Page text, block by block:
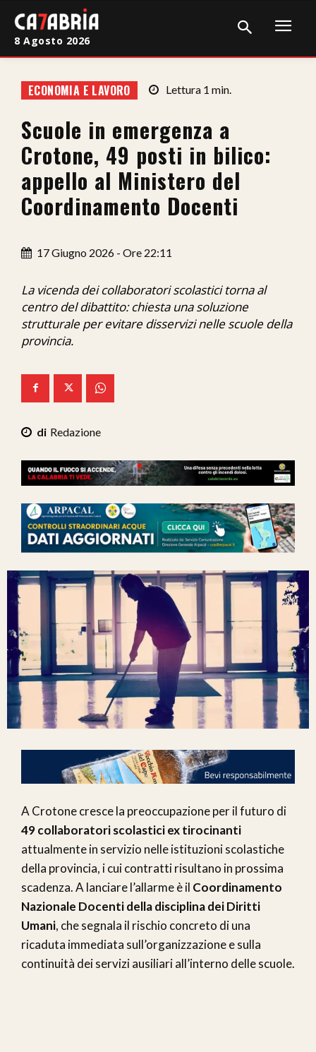
Cronaca
Giudiziaria
Politica
Sport
Sanità
Economia
Ita-Mondo
We Calabria
8 Agosto 2026
ECONOMIA E LAVORO Lettura 1 min.
Scuole in emergenza a
Crotone, 49 posti in bilico:
appello al Ministero del
Coordinamento Docenti
17 Giugno 2026 - Ore 22:11
La vicenda dei collaboratori scolastici torna al
centro del dibattito: chiesta una soluzione
strutturale per evitare disservizi nelle scuole della
provincia.
Redazione
A Crotone cresce la preoccupazione per il futuro di
49 collaboratori scolastici ex tirocinanti
attualmente in servizio nelle istituzioni scolastiche
della provincia, i cui contratti risultano in prossima
scadenza. A lanciare l’allarme è il Coordinamento
Nazionale Docenti della disciplina dei Diritti
Umani, che segnala il rischio concreto di una
ricaduta immediata sull’organizzazione e sulla
continuità dei servizi ausiliari all’interno delle scuole.